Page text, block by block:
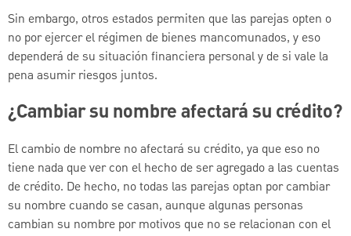
Sin embargo, otros estados permiten que las parejas opten o
no por ejercer el régimen de bienes mancomunados, y eso
dependerá de su situación financiera personal y de si vale la
pena asumir riesgos juntos.
¿Cambiar su nombre afectará su crédito?
El cambio de nombre no afectará su crédito, ya que eso no
tiene nada que ver con el hecho de ser agregado a las cuentas
de crédito. De hecho, no todas las parejas optan por cambiar
su nombre cuando se casan, aunque algunas personas
cambian su nombre por motivos que no se relacionan con el